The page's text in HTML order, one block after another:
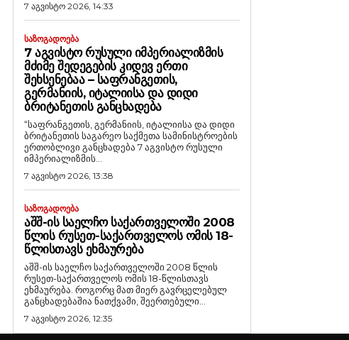
7 აგვისტო 2026, 14:33
ᲡᲐᲖᲝᲒᲐᲓᲝᲔᲑᲐ
7 ᲐᲒᲕᲘᲡᲢᲝ ᲠᲣᲡᲣᲚᲘ ᲘᲛᲞᲔᲠᲘᲐᲚᲘᲖᲛᲘᲡ
ᲛᲫᲘᲛᲔ ᲨᲔᲓᲔᲒᲔᲑᲘᲡ ᲙᲘᲓᲔᲕ ᲔᲠᲗᲘ
ᲨᲔᲮᲡᲔᲜᲔᲑᲐᲐ – ᲡᲐᲤᲠᲐᲜᲒᲔᲗᲘᲡ,
ᲒᲔᲠᲛᲐᲜᲘᲘᲡ, ᲘᲢᲐᲚᲘᲘᲡᲐ ᲓᲐ ᲓᲘᲓᲘ
ᲑᲠᲘᲢᲐᲜᲔᲗᲘᲡ ᲒᲐᲜᲪᲮᲐᲓᲔᲑᲐ
“საფრანგეთის, გერმანიის, იტალიისა და დიდი
ბრიტანეთის საგარეო საქმეთა სამინისტროების
ერთობლივი განცხადება 7 აგვისტო რუსული
იმპერიალიზმის...
7 აგვისტო 2026, 13:38
ᲡᲐᲖᲝᲒᲐᲓᲝᲔᲑᲐ
ᲐᲨᲨ-ᲘᲡ ᲡᲐᲔᲚᲩᲝ ᲡᲐᲥᲐᲠᲗᲕᲔᲚᲝᲨᲘ 2008
ᲬᲚᲘᲡ ᲠᲣᲡᲔᲗ-ᲡᲐᲥᲐᲠᲗᲕᲔᲚᲝᲡ ᲝᲛᲘᲡ 18-
ᲬᲚᲘᲡᲗᲐᲕᲡ ᲔᲮᲛᲐᲣᲠᲔᲑᲐ
აშშ-ის საელჩო საქართველოში 2008 წლის
რუსეთ-საქართველოს ომის 18-წლისთავს
ეხმაურება. როგორც მათ მიერ გავრცელებულ
განცხადებაშია ნათქვამი, შეერთებული...
7 აგვისტო 2026, 12:35